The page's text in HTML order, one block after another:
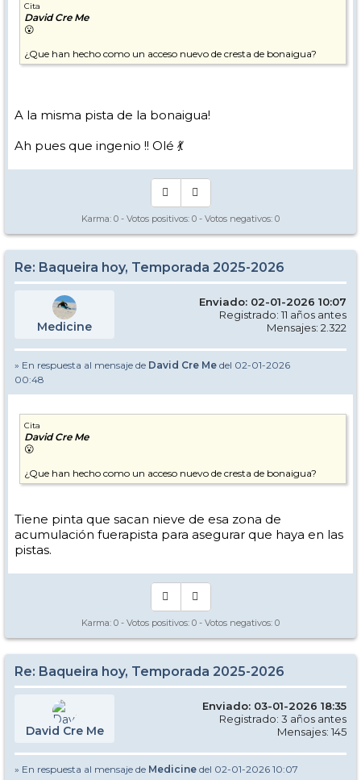
Cita
David Cre Me
😮
¿Que han hecho como un acceso nuevo de cresta de bonaigua?
A la misma pista de la bonaigua!
Ah pues que ingenio !! Olé 💃
Karma: 0 - Votos positivos: 0 - Votos negativos: 0
Re: Baqueira hoy, Temporada 2025-2026
Medicine
Enviado: 02-01-2026 10:07
Registrado: 11 años antes
Mensajes: 2.322
» En respuesta al mensaje de David Cre Me del 02-01-2026
00:48
Cita
David Cre Me
😮
¿Que han hecho como un acceso nuevo de cresta de bonaigua?
Tiene pinta que sacan nieve de esa zona de
acumulación fuerapista para asegurar que haya en las
pistas.
Karma: 0 - Votos positivos: 0 - Votos negativos: 0
Re: Baqueira hoy, Temporada 2025-2026
David Cre Me
Enviado: 03-01-2026 18:35
Registrado: 3 años antes
Mensajes: 145
» En respuesta al mensaje de Medicine del 02-01-2026 10:07